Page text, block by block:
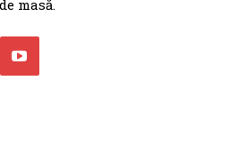
de promovare pentru sportul
masă.